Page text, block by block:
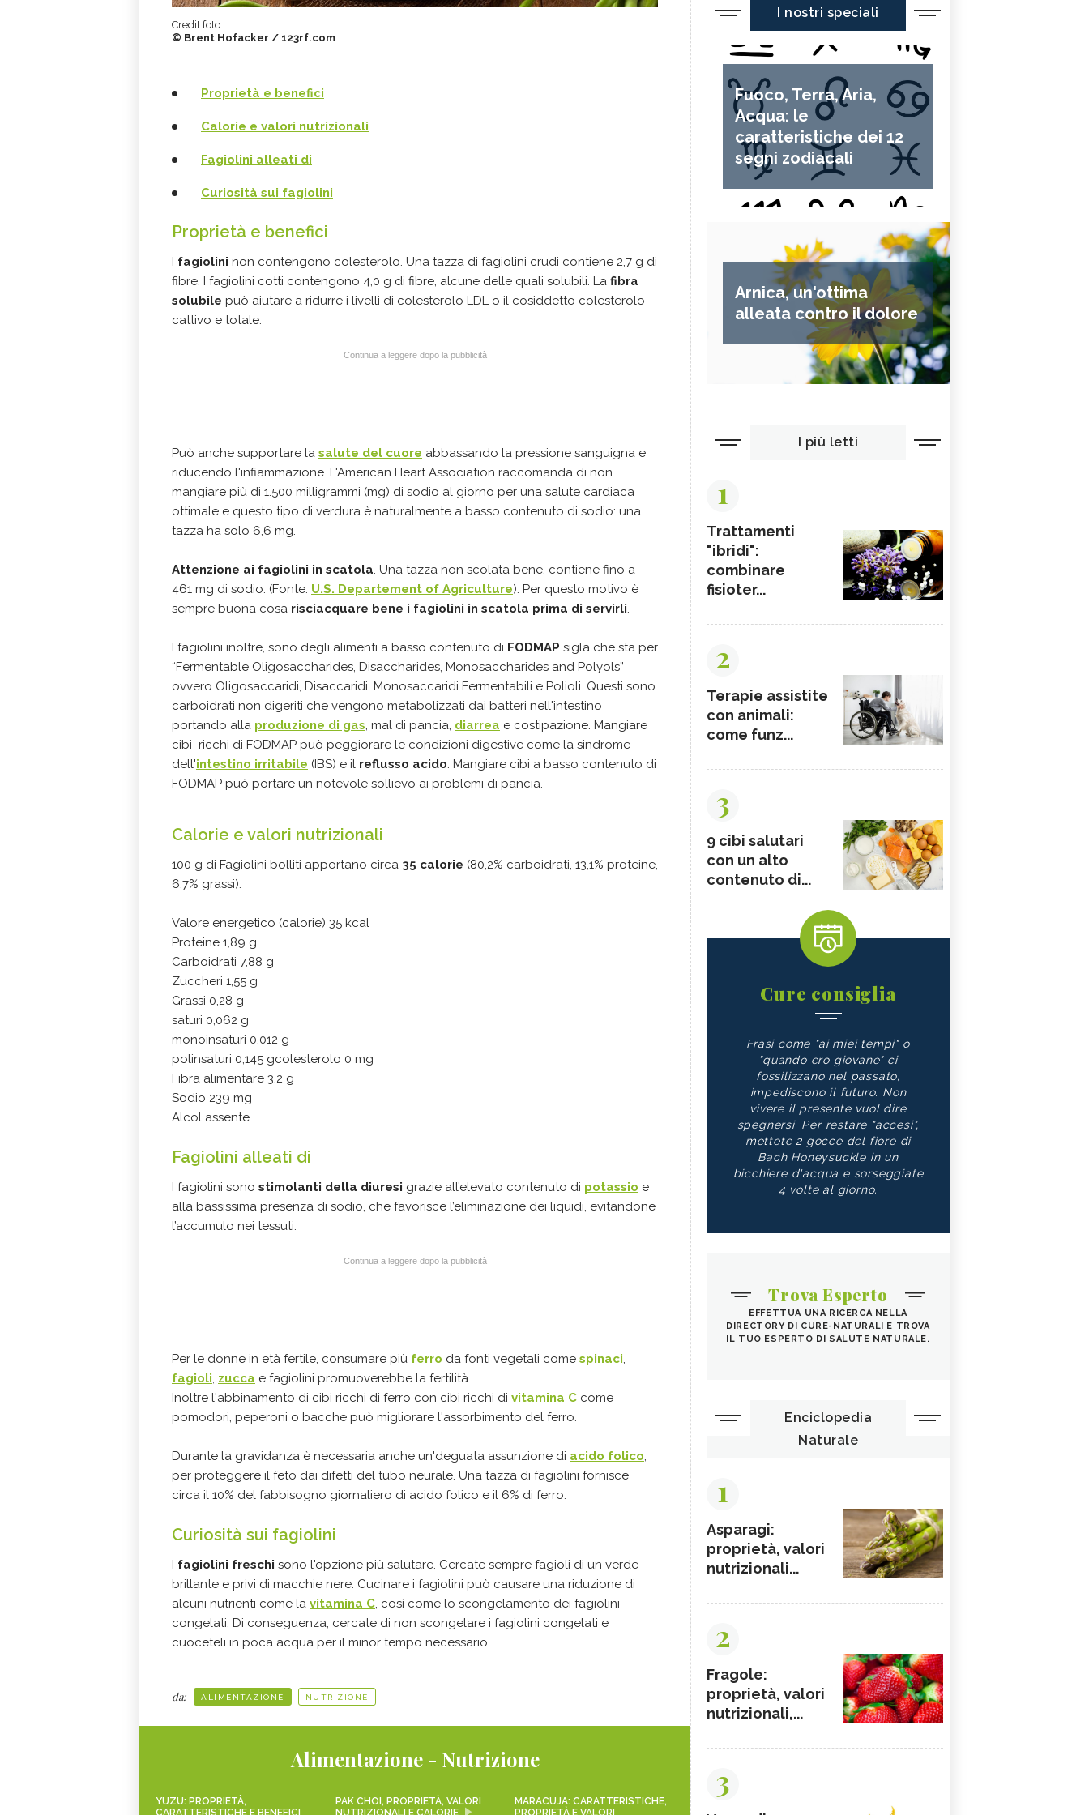
Credit foto
© Brent Hofacker / 123rf.com
Proprietà e benefici
Calorie e valori nutrizionali
Fagiolini alleati di
Curiosità sui fagiolini
Proprietà e benefici
I fagiolini non contengono colesterolo. Una tazza di fagiolini crudi contiene 2,7 g di
fibre. I fagiolini cotti contengono 4,0 g di fibre, alcune delle quali solubili. La fibra
solubile può aiutare a ridurre i livelli di colesterolo LDL o il cosiddetto colesterolo
cattivo e totale.
Continua a leggere dopo la pubblicità
Può anche supportare la salute del cuore abbassando la pressione sanguigna e
riducendo l'infiammazione. L'American Heart Association raccomanda di non
mangiare più di 1.500 milligrammi (mg) di sodio al giorno per una salute cardiaca
ottimale e questo tipo di verdura è naturalmente a basso contenuto di sodio: una
tazza ha solo 6,6 mg.
Attenzione ai fagiolini in scatola. Una tazza non scolata bene, contiene fino a
461 mg di sodio. (Fonte: U.S. Departement of Agriculture). Per questo motivo è
sempre buona cosa risciacquare bene i fagiolini in scatola prima di servirli.
I fagiolini inoltre, sono degli alimenti a basso contenuto di FODMAP sigla che sta per
“Fermentable Oligosaccharides, Disaccharides, Monosaccharides and Polyols”
ovvero Oligosaccaridi, Disaccaridi, Monosaccaridi Fermentabili e Polioli. Questi sono
carboidrati non digeriti che vengono metabolizzati dai batteri nell'intestino
portando alla produzione di gas, mal di pancia, diarrea e costipazione. Mangiare
cibi ricchi di FODMAP può peggiorare le condizioni digestive come la sindrome
dell'intestino irritabile (IBS) e il reflusso acido. Mangiare cibi a basso contenuto di
FODMAP può portare un notevole sollievo ai problemi di pancia.
Calorie e valori nutrizionali
100 g di Fagiolini bolliti apportano circa 35 calorie (80,2% carboidrati, 13,1% proteine,
6,7% grassi).
Valore energetico (calorie) 35 kcal
Proteine 1,89 g
Carboidrati 7,88 g
Zuccheri 1,55 g
Grassi 0,28 g
saturi 0,062 g
monoinsaturi 0,012 g
polinsaturi 0,145 gcolesterolo 0 mg
Fibra alimentare 3,2 g
Sodio 239 mg
Alcol assente
Fagiolini alleati di
I fagiolini sono stimolanti della diuresi grazie all’elevato contenuto di potassio e
alla bassissima presenza di sodio, che favorisce l’eliminazione dei liquidi, evitandone
l’accumulo nei tessuti.
Continua a leggere dopo la pubblicità
Per le donne in età fertile, consumare più ferro da fonti vegetali come spinaci,
fagioli, zucca e fagiolini promuoverebbe la fertilità.
Inoltre l'abbinamento di cibi ricchi di ferro con cibi ricchi di vitamina C come
pomodori, peperoni o bacche può migliorare l'assorbimento del ferro.
Durante la gravidanza è necessaria anche un'deguata assunzione di acido folico,
per proteggere il feto dai difetti del tubo neurale. Una tazza di fagiolini fornisce
circa il 10% del fabbisogno giornaliero di acido folico e il 6% di ferro.
Curiosità sui fagiolini
I fagiolini freschi sono l'opzione più salutare. Cercate sempre fagioli di un verde
brillante e privi di macchie nere. Cucinare i fagiolini può causare una riduzione di
alcuni nutrienti come la vitamina C, così come lo scongelamento dei fagiolini
congelati. Di conseguenza, cercate di non scongelare i fagiolini congelati e
cuoceteli in poca acqua per il minor tempo necessario.
da: ALIMENTAZIONE NUTRIZIONE
Alimentazione - Nutrizione
YUZU: PROPRIETÀ,
CARATTERISTICHE E BENEFICI
PAK CHOI, PROPRIETÀ, VALORI
NUTRIZIONALI E CALORIE
MARACUJA: CARATTERISTICHE,
PROPRIETÀ E VALORI
I nostri speciali
Fuoco, Terra, Aria,
Acqua: le
caratteristiche dei 12
segni zodiacali
Arnica, un'ottima
alleata contro il dolore
I più letti
1
Trattamenti
"ibridi":
combinare
fisioter...
2
Terapie assistite
con animali:
come funz...
3
9 cibi salutari
con un alto
contenuto di...
Cure consiglia
Frasi come "ai miei tempi" o
"quando ero giovane" ci
fossilizzano nel passato,
impediscono il futuro. Non
vivere il presente vuol dire
spegnersi. Per restare "accesi",
mettete 2 gocce del fiore di
Bach Honeysuckle in un
bicchiere d'acqua e sorseggiate
4 volte al giorno.
Trova Esperto
EFFETTUA UNA RICERCA NELLA
DIRECTORY DI CURE-NATURALI E TROVA
IL TUO ESPERTO DI SALUTE NATURALE.
Enciclopedia
Naturale
1
Asparagi:
proprietà, valori
nutrizionali...
2
Fragole:
proprietà, valori
nutrizionali,...
3